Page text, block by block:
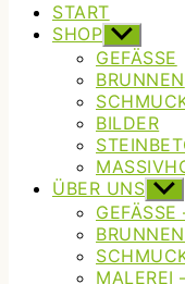
START
SHOP Untermenü
anzeigen
GEFÄSSE
BRUNNEN
BILDER
ÜBER UNS
GEFÄSSE
MALEREI